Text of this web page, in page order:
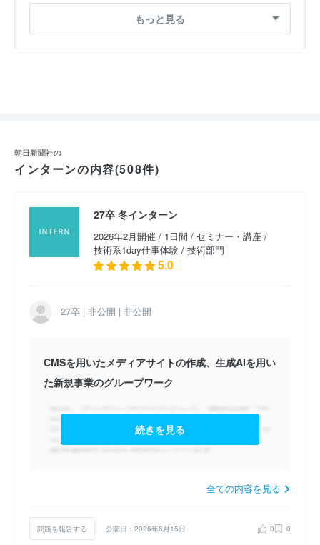
2027卒 ビジネスコース （2025年9月開催）
2027卒 映像報道 （2025年9月開催）
もっと見る
朝日新聞社の
インターンの内容(508件)
27卒 冬インターン
2026年2月開催 / 1日間 / セミナー・講座 /
技術系1day仕事体験 / 技術部門
5.0
27卒 | 非公開 | 非公開
CMSを用いたメディアサイトの作成、生成AIを用い
た新規事業のグループワーク
続きを見る
全ての内容を見る
問題を報告する 公開日：2026年6月15日 0 0